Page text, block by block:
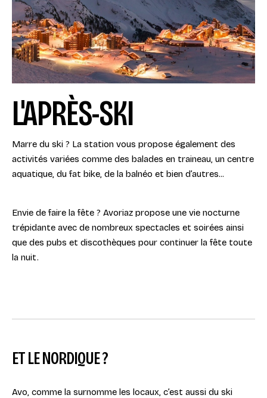
L'APRÈS-SKI
Marre du ski ? La station vous propose également des
activités variées comme des balades en traineau, un centre
aquatique, du fat bike, de la balnéo et bien d’autres...
Envie de faire la fête ? Avoriaz propose une vie nocturne
trépidante avec de nombreux spectacles et soirées ainsi
que des pubs et discothèques pour continuer la fête toute
la nuit.
ET LE NORDIQUE ?
Avo, comme la surnomme les locaux, c’est aussi du ski